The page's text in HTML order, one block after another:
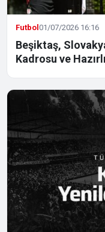
Futbol01/07/2026 16:16
Beşiktaş,
Kadrosu ve